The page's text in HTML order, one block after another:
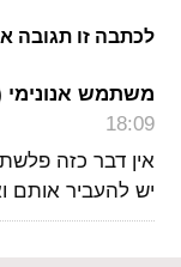
לכתבה זו תגובה
משתמש אנונימי
18:09
אין דבר כזה
יש להעביר אותם